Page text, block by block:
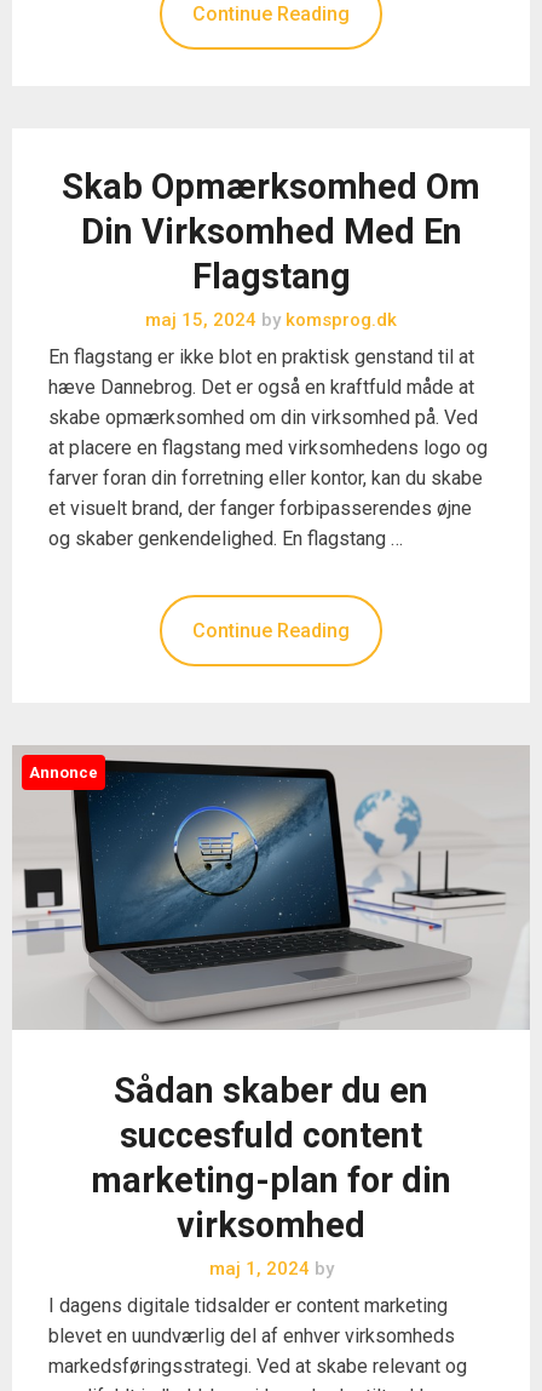
Continue Reading
Skab Opmærksomhed Om
Din Virksomhed Med En
Flagstang
maj 15, 2024 by komsprog.dk
En flagstang er ikke blot en praktisk genstand til at
hæve Dannebrog. Det er også en kraftfuld måde at
skabe opmærksomhed om din virksomhed på. Ved
at placere en flagstang med virksomhedens logo og
farver foran din forretning eller kontor, kan du skabe
et visuelt brand, der fanger forbipasserendes øjne
og skaber genkendelighed. En flagstang …
Continue Reading
Annonce
Sådan skaber du en
succesfuld content
marketing-plan for din
virksomhed
maj 1, 2024 by
I dagens digitale tidsalder er content marketing
blevet en uundværlig del af enhver virksomheds
markedsføringsstrategi. Ved at skabe relevant og